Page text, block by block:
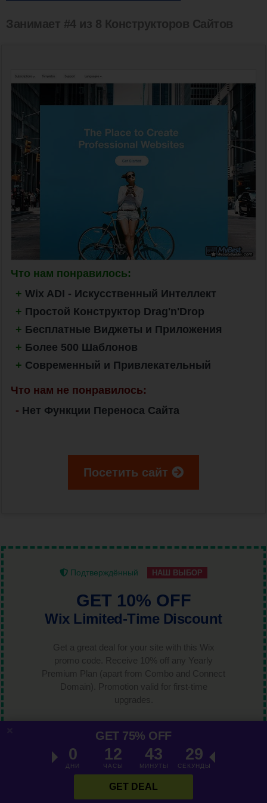
Занимает #4 из 8 Конструкторов Сайтов
Что нам понравилось:
+ Wix ADI - Искусственный Интеллект
+ Простой Конструктор Drag'n'Drop
+ Бесплатные Виджеты и Приложения
+ Более 500 Шаблонов
+ Современный и Привлекательный
Что нам не понравилось:
- Нет Функции Переноса Сайта
Посетить сайт
Подтверждённый НАШ ВЫБОР
GET 10% OFF
Wix Limited-Time Discount
Get a great deal for your site with this Wix
promo code. Receive 10% off any Yearly
Premium Plan (apart from Combo and Connect
Domain). Promotion valid for first-time
upgrades.
5013 Людей Воспользовались
Осталось Только 79
РЕЙТИНГ
GET 75% OFF
0
ДНИ
12
ЧАСЫ
43
МИНУТЫ
27
СЕКУНДЫ
GET DEAL